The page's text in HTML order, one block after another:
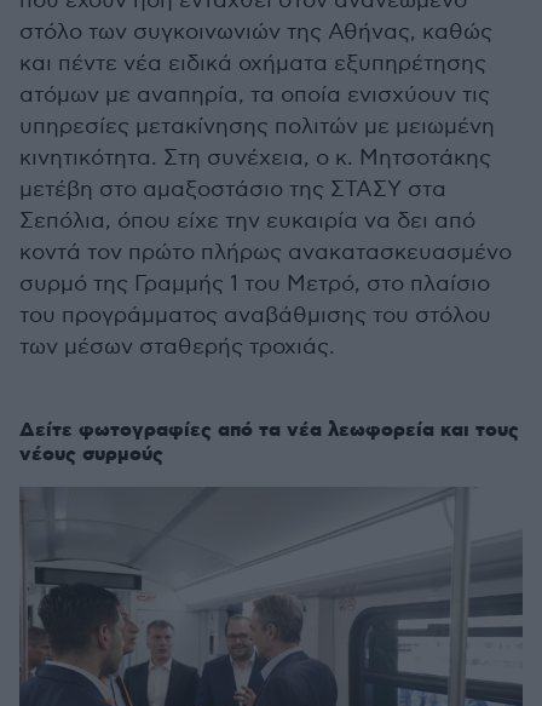
στόλο των συγκοινωνιών της Αθήνας, καθώς
και πέντε νέα ειδικά οχήματα εξυπηρέτησης
ατόμων με αναπηρία, τα οποία ενισχύουν τις
υπηρεσίες μετακίνησης πολιτών με μειωμένη
κινητικότητα. Στη συνέχεια, ο κ. Μητσοτάκης
μετέβη στο αμαξοστάσιο της ΣΤΑΣΥ στα
Σεπόλια, όπου είχε την ευκαιρία να δει από
κοντά τον πρώτο πλήρως ανακατασκευασμένο
συρμό της Γραμμής 1 του Μετρό, στο πλαίσιο
του προγράμματος αναβάθμισης του στόλου
των μέσων σταθερής τροχιάς.
Δείτε φωτογραφίες από τα νέα λεωφορεία και τους
νέους συρμούς